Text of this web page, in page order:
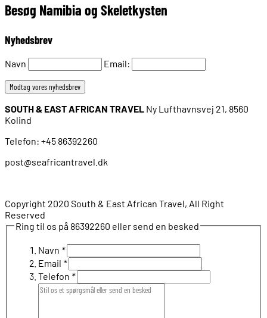
Besøg Namibia og Skeletkysten
Nyhedsbrev
Navn Email:
SOUTH & EAST AFRICAN TRAVEL Ny Lufthavnsvej 21, 8560
Kolind
Telefon: +45 86392260
post@seafricantravel.dk
Copyright 2020 South & East African Travel, All Right
Reserved
Ring til os på 86392260 eller send en besked
Navn *
Email *
Telefon *